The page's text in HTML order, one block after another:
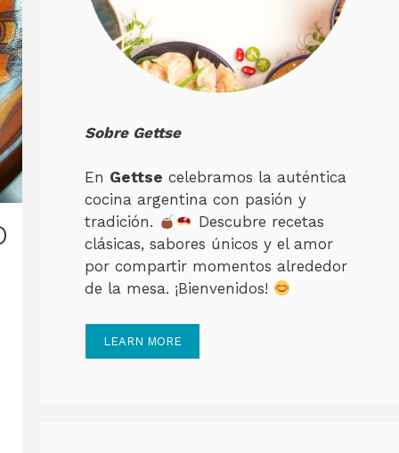
Sobre Gettse
En Gettse celebramos la auténtica
cocina argentina con pasión y
tradición.
Descubre recetas
clásicas, sabores únicos y el amor
por compartir momentos alrededor
de la mesa. ¡Bienvenidos!
LEARN MORE